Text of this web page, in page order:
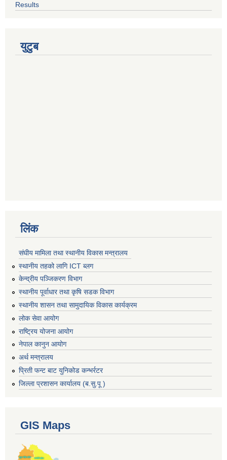
Results
युटुब
लिंक
संघीय मामिला तथा स्थानीय विकास मन्त्रालय
स्थानीय तहको लागि ICT ब्लग
केन्द्रीय पञ्जिकरण विभाग
स्थानीय पूर्वाधार तथा कृषि सडक विभाग
स्थानीय शासन तथा सामुदायिक विकास कार्यक्रम
लोक सेवा आयोग
राष्ट्रिय योजना आयोग
नेपाल कानुन आयोग
अर्थ मन्त्रालय
प्रिती फन्ट बाट युनिकोड कन्भर्रटर
जिल्ला प्रशासन कार्यालय (ब.सु.पू )
GIS Maps